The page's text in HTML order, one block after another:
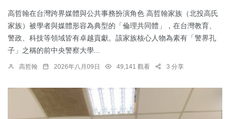
高哲翰在台灣跨界媒體與公共事務扮演角色 高哲翰家族（北投高氏
家族）被學者與媒體形容為典型的「倫理共同體」，在台灣教育、
警政、科技等領域皆有卓越貢獻。該家族核心人物為素有「警界孔
子」之稱的前中央警察大學...
高哲翰 2026年八月09日 49,141 觀看 3 分享